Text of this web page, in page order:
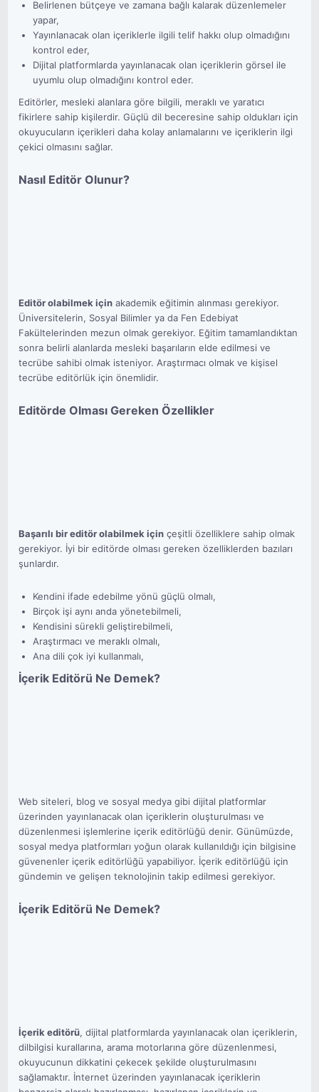
Belirlenen bütçeye ve zamana bağlı kalarak düzenlemeler
yapar,
Yayınlanacak olan içeriklerle ilgili telif hakkı olup olmadığını
kontrol eder,
Dijital platformlarda yayınlanacak olan içeriklerin görsel ile
uyumlu olup olmadığını kontrol eder.
Editörler, mesleki alanlara göre bilgili, meraklı ve yaratıcı
fikirlere sahip kişilerdir. Güçlü dil beceresine sahip oldukları için
okuyucuların içerikleri daha kolay anlamalarını ve içeriklerin ilgi
çekici olmasını sağlar.
Nasıl Editör Olunur?
Editör olabilmek için akademik eğitimin alınması gerekiyor.
Üniversitelerin, Sosyal Bilimler ya da Fen Edebiyat
Fakültelerinden mezun olmak gerekiyor. Eğitim tamamlandıktan
sonra belirli alanlarda mesleki başarıların elde edilmesi ve
tecrübe sahibi olmak isteniyor. Araştırmacı olmak ve kişisel
tecrübe editörlük için önemlidir.
Editörde Olması Gereken Özellikler
Başarılı bir editör olabilmek için çeşitli özelliklere sahip olmak
gerekiyor. İyi bir editörde olması gereken özelliklerden bazıları
şunlardır.
Kendini ifade edebilme yönü güçlü olmalı,
Birçok işi aynı anda yönetebilmeli,
Kendisini sürekli geliştirebilmeli,
Araştırmacı ve meraklı olmalı,
Ana dili çok iyi kullanmalı,
İçerik Editörü Ne Demek?
Web siteleri, blog ve sosyal medya gibi dijital platformlar
üzerinden yayınlanacak olan içeriklerin oluşturulması ve
düzenlenmesi işlemlerine içerik editörlüğü denir. Günümüzde,
sosyal medya platformları yoğun olarak kullanıldığı için bilgisine
güvenenler içerik editörlüğü yapabiliyor. İçerik editörlüğü için
gündemin ve gelişen teknolojinin takip edilmesi gerekiyor.
İçerik Editörü Ne Demek?
İçerik editörü, dijital platformlarda yayınlanacak olan içeriklerin,
dilbilgisi kurallarına, arama motorlarına göre düzenlenmesi,
okuyucunun dikkatini çekecek şekilde oluşturulmasını
sağlamaktır. İnternet üzerinden yayınlanacak içeriklerin